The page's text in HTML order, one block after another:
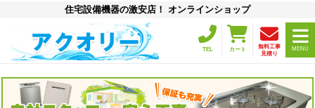
住宅設備機器の激安店！ オンラインショップ
TEL カート
無料工事
見積り
MENU